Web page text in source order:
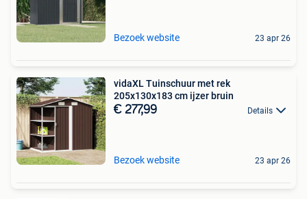
Bezoek website 23 apr 26
vidaXL Tuinschuur met rek
205x130x183 cm ijzer bruin
€ 277,99 Details
Bezoek website 23 apr 26